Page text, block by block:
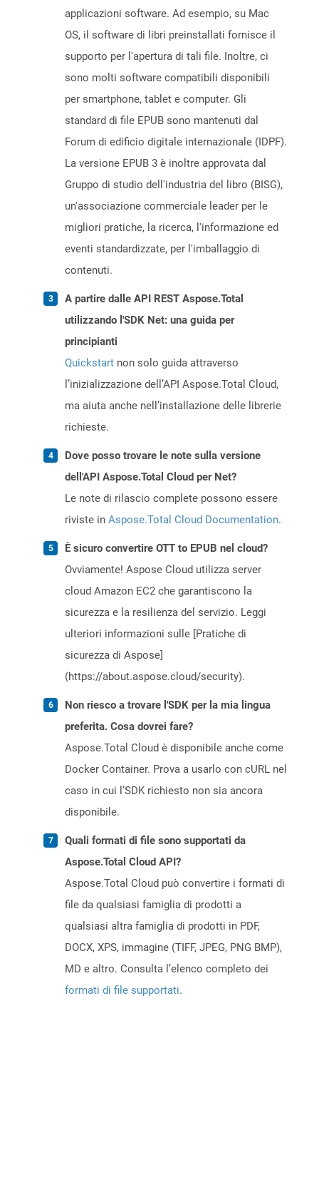
applicazioni software. Ad esempio, su Mac
OS, il software di libri preinstallati fornisce il
supporto per l'apertura di tali file. Inoltre, ci
sono molti software compatibili disponibili
per smartphone, tablet e computer. Gli
standard di file EPUB sono mantenuti dal
Forum di edificio digitale internazionale (IDPF).
La versione EPUB 3 è inoltre approvata dal
Gruppo di studio dell'industria del libro (BISG),
un'associazione commerciale leader per le
migliori pratiche, la ricerca, l'informazione ed
eventi standardizzate, per l'imballaggio di
contenuti.
A partire dalle API REST Aspose.Total
utilizzando l'SDK Net: una guida per
principianti
Quickstart non solo guida attraverso
l’inizializzazione dell’API Aspose.Total Cloud,
ma aiuta anche nell’installazione delle librerie
richieste.
Dove posso trovare le note sulla versione
dell'API Aspose.Total Cloud per Net?
Le note di rilascio complete possono essere
riviste in Aspose.Total Cloud Documentation.
È sicuro convertire OTT to EPUB nel cloud?
Ovviamente! Aspose Cloud utilizza server
cloud Amazon EC2 che garantiscono la
sicurezza e la resilienza del servizio. Leggi
ulteriori informazioni sulle [Pratiche di
sicurezza di Aspose]
(https://about.aspose.cloud/security).
Non riesco a trovare l'SDK per la mia lingua
preferita. Cosa dovrei fare?
Aspose.Total Cloud è disponibile anche come
Docker Container. Prova a usarlo con cURL nel
caso in cui l’SDK richiesto non sia ancora
disponibile.
Quali formati di file sono supportati da
Aspose.Total Cloud API?
Aspose.Total Cloud può convertire i formati di
file da qualsiasi famiglia di prodotti a
qualsiasi altra famiglia di prodotti in PDF,
DOCX, XPS, immagine (TIFF, JPEG, PNG BMP),
MD e altro. Consulta l’elenco completo dei
formati di file supportati.